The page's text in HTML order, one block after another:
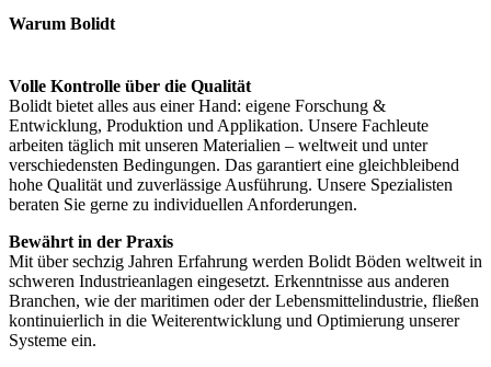
Warum Bolidt
Volle Kontrolle über die Qualität
Bolidt bietet alles aus einer Hand: eigene Forschung &
Entwicklung, Produktion und Applikation. Unsere Fachleute
arbeiten täglich mit unseren Materialien – weltweit und unter
verschiedensten Bedingungen. Das garantiert eine gleichbleibend
hohe Qualität und zuverlässige Ausführung. Unsere Spezialisten
beraten Sie gerne zu individuellen Anforderungen.
Bewährt in der Praxis
Mit über sechzig Jahren Erfahrung werden Bolidt Böden weltweit in
schweren Industrieanlagen eingesetzt. Erkenntnisse aus anderen
Branchen, wie der maritimen oder der Lebensmittelindustrie, fließen
kontinuierlich in die Weiterentwicklung und Optimierung unserer
Systeme ein.